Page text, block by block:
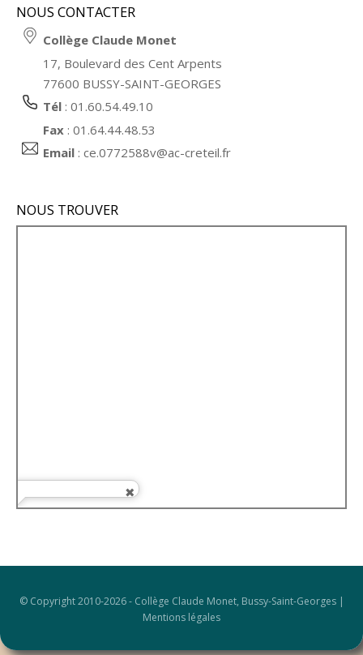
NOUS CONTACTER
Collège Claude Monet
17, Boulevard des Cent Arpents
77600 BUSSY-SAINT-GEORGES
Tél : 01.60.54.49.10
Fax : 01.64.44.48.53
Email :ce.0772588v@ac-creteil.fr
NOUS TROUVER
© Copyright 2010-2026 - Collège Claude Monet, Bussy-Saint-Georges|
Mentions légales